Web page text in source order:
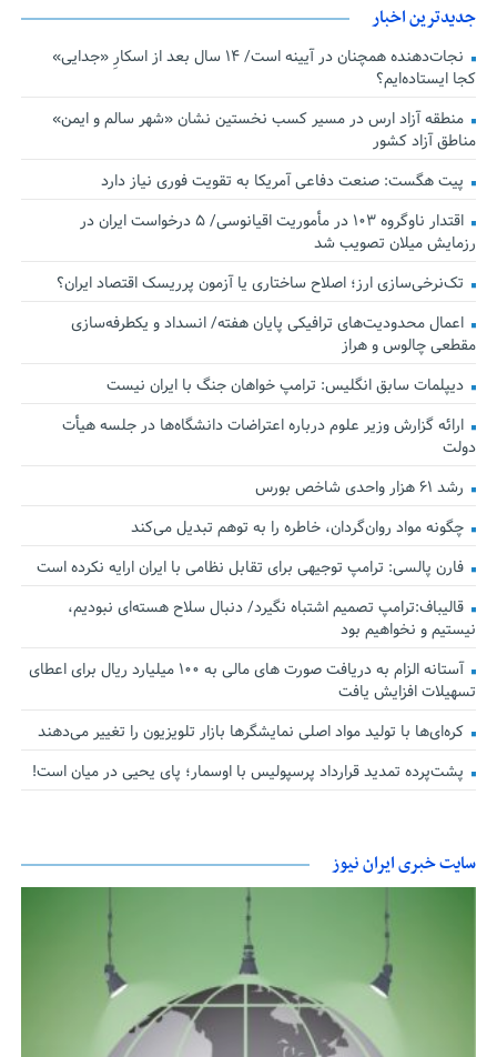
جدیدترین اخبار
نجات‌دهنده‌ همچنان در آیینه است/ ۱۴ سال بعد از اسکارِ «جدایی»
کجا ایستاده‌ایم؟
منطقه آزاد ارس در مسیر کسب نخستین نشان «شهر سالم و ایمن»
مناطق آزاد کشور
پیت هگست: صنعت دفاعی آمریکا به تقویت فوری نیاز دارد
اقتدار ناوگروه ۱۰۳ در مأموریت‌ اقیانوسی/ ۵ درخواست ایران در
رزمایش میلان تصویب شد
تک‌نرخی‌سازی ارز؛ اصلاح ساختاری یا آزمون پرریسک اقتصاد ایران؟
اعمال محدودیت‌های ترافیکی پایان هفته/ انسداد و یکطرفه‌سازی
مقطعی چالوس و هراز
دیپلمات سابق انگلیس:‌ ترامپ خواهان جنگ با ایران نیست
ارائه گزارش وزیر علوم درباره اعتراضات دانشگاه‌ها در جلسه هیأت
دولت
رشد ۶۱ هزار واحدی شاخص بورس
چگونه مواد روان‌گردان، خاطره را به توهم تبدیل می‌کند
فارن پالسی: ترامپ توجیهی برای تقابل نظامی با ایران ارایه نکرده است
قالیباف:ترامپ تصمیم اشتباه نگیرد/ دنبال سلاح هسته‌ای نبودیم،
نیستیم و نخواهیم بود
آستانه الزام به دریافت صورت های مالی به ۱۰۰ میلیارد ریال برای اعطای
تسهیلات افزایش یافت
کره‌ای‌ها با تولید مواد اصلی نمایشگرها بازار تلویزیون را تغییر می‌دهند
پشت‌پرده تمدید قرارداد پرسپولیس با اوسمار؛ پای یحیی در میان است!
سایت خبری ایران نیوز